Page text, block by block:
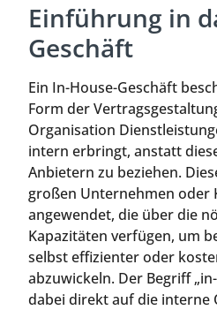
Einführung in
Geschäft
Ein In-House-Geschäft
Form der
Organisation
intern erbringt, anstatt
Anbietern zu beziehen.
großen Unternehmen oder
angewendet, die über die
Kapazitäten verfügen, um
selbst effizienter oder
abzuwickeln. Der Begriff
dabei direkt auf die interne